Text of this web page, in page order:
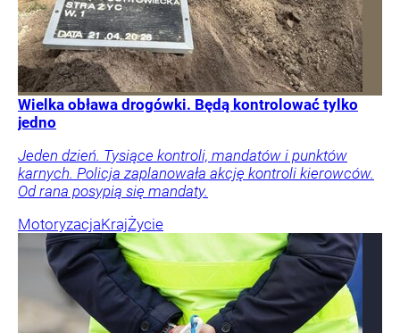
Wielka obława drogówki. Będą kontrolować tylko
jedno
Jeden dzień. Tysiące kontroli, mandatów i punktów
karnych. Policja zaplanowała akcję kontroli kierowców.
Od rana posypią się mandaty.
MotoryzacjaKrajŻycie